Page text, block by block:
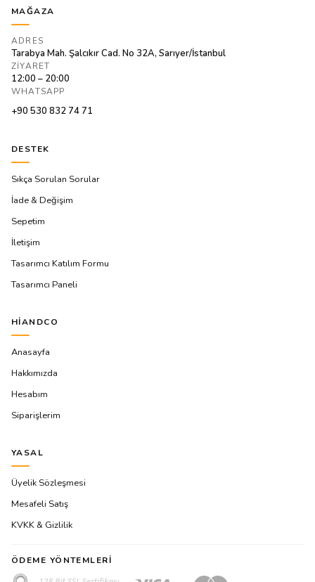
MAĞAZA
ADRES
Tarabya Mah. Şalcıkır Cad. No 32A, Sarıyer/İstanbul
ZIYARET
12:00 – 20:00
WHATSAPP
+90 530 832 74 71
DESTEK
Sıkça Sorulan Sorular
İade & Değişim
Sepetim
İletişim
Tasarımcı Katılım Formu
Tasarımcı Paneli
HIANDCO
Anasayfa
Hakkımızda
Hesabım
Siparişlerim
YASAL
Üyelik Sözleşmesi
Mesafeli Satış
KVKK & Gizlilik
ÖDEME YÖNTEMLERI